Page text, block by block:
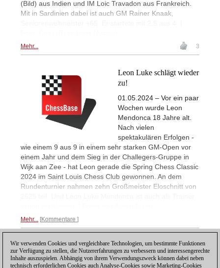
(Bild) aus Indien und IM Loic Travadon aus Frankreich.
Mit in Sardinien dabei ist auch GM Rainer Knaak,
Mehr... 3
Leon Luke schlägt wieder
zu!
01.05.2024 – Vor ein paar
Wochen wurde Leon
Mendonca 18 Jahre alt.
Nach vielen
spektakulären Erfolgen -
wie einem 9 aus 9 in einem sehr starken GM-Open vor
einem Jahr und dem Sieg in der Challegers-Gruppe in
Wijk aan Zee - hat Leon gerade die Spring Chess Classic
2024 im Saint Louis Chess Club gewonnen. An dem
Rundenturnier nahmen zehn Großmeister Eloschnitt von
Mehr... Kommentare
1
Wir verwenden Cookies und vergleichbare Technologien, um bestimmte Funktionen
zur Verfügung zu stellen, die Nutzererfahrungen zu verbessern und interessengerechte
Inhalte auszuspielen. Abhängig von ihrem Verwendungszweck können dabei neben
technisch erforderlichen Cookies auch Analyse-Cookies sowie Marketing-Cookies